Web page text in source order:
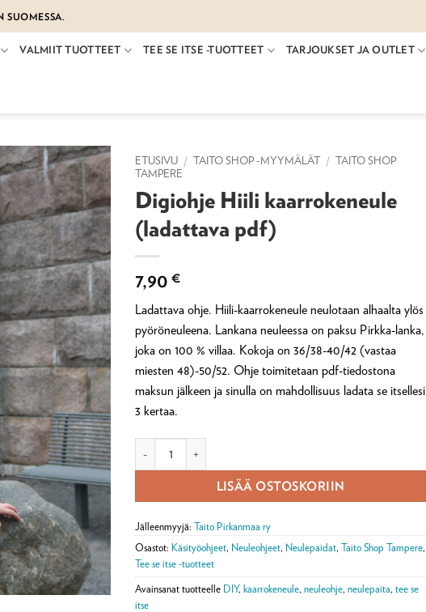
VALMIIT TUOTTEET TEE SE ITSE -TUOTTEET TARJOUKSET JA OUTLET
ETUSIVU / TAITO SHOP -MYYMÄLÄT / TAITO SHOP
TAMPERE
Digiohje Hiili kaarrokeneule
(ladattava pdf)
7,90 €
Ladattava ohje. Hiili-kaarrokeneule neulotaan alhaalta ylös
pyöröneuleena. Lankana neuleessa on paksu Pirkka-lanka,
joka on 100 % villaa. Kokoja on 36/38-40/42 (vastaa
miesten 48)-50/52. Ohje toimitetaan pdf-tiedostona
maksun jälkeen ja sinulla on mahdollisuus ladata se itsellesi
3 kertaa.
LISÄÄ OSTOSKORIIN
Jälleenmyyjä: Taito Pirkanmaa ry
Osastot: Käsityöohjeet, Neuleohjeet, Neulepaidat, Taito Shop Tampere,
Tee se itse -tuotteet
Avainsanat tuotteelle DIY, kaarrokeneule, neuleohje, neulepaita, tee se
itse